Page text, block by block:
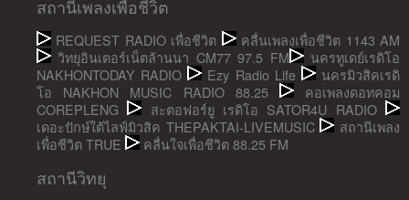
สถานีเพลงเพื่อชีวิต
REQUEST RADIO เพื่อชีวิต
คลื่นเพลงเพื่อชีวิต 1143 AM
วิทยุอินเตอร์เน็ตล้านนา CM77 97.5 FM
นครทูเดย์เรดิโอ
NAKHONTODAY RADIO
Ezy Radio Life
นครมิวสิคเรดิ
โอ NAKHON MUSIC RADIO 88.25
คอเพลงดอทคอม
COREPLENG
สะตอฟอร์ยู เรดิโอ SATOR4U RADIO
เดอะปักษ์ใต้ไลฟ์มิวสิค THEPAKTAI-LIVEMUSIC
สถานีเพลง
เพื่อชีวิต TRUE
คลื่นใจเพื่อชีวิต 88.25 FM
สถานีวิทยุ